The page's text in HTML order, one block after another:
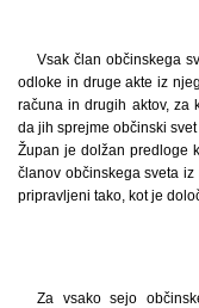
Vsak član občinskega
odloke in druge akte iz
računa in drugih aktov, za
da jih sprejme občinski
Župan je dolžan predloge
članov občinskega sveta
pripravljeni tako, kot je
Za vsako sejo